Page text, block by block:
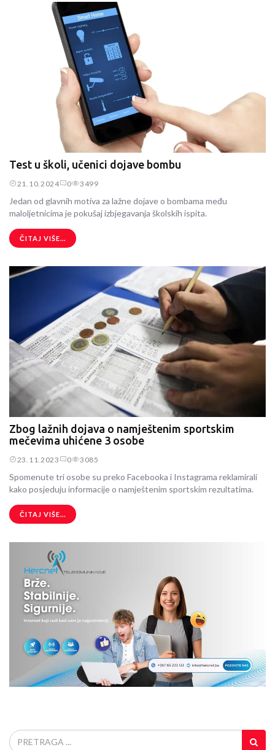
Test u školi, učenici dojave bombu
21.10.2024 0 3499
Jedan od glavnih motiva za lažne dojave o bombama među
maloljetnicima je pokušaj izbjegavanja školskih ispita.
ČITAJ VIŠE...
Zbog lažnih dojava o namještenim sportskim
mečevima uhićene 3 osobe
23.11.2023 0 3085
Spomenute tri osobe su preko Facebooka i Instagrama reklamirali
kako posjeduju informacije o namještenim sportskim rezultatima.
ČITAJ VIŠE...